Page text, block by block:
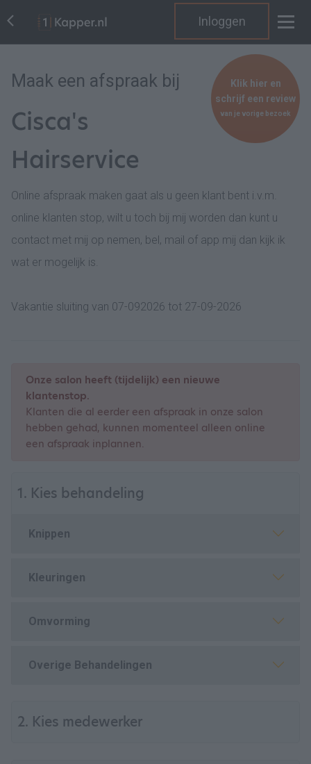
Inloggen
Maak een afspraak bij
Cisca's
Hairservice
Online afspraak maken gaat als u geen klant bent i.v.m.
online klanten stop, wilt u toch bij mij worden dan kunt u
contact met mij op nemen, bel, mail of app mij dan kijk ik
wat er mogelijk is.
Vakantie sluiting van 07-092026 tot 27-09-2026
Klik hier en
schrijf een review
van je vorige bezoek
Onze salon heeft (tijdelijk) een nieuwe
klantenstop.
Klanten die al eerder een afspraak in onze salon
hebben gehad, kunnen momenteel alleen online
een afspraak inplannen.
1. Kies behandeling
Knippen
Kleuringen
Omvorming
Overige Behandelingen
2. Kies medewerker